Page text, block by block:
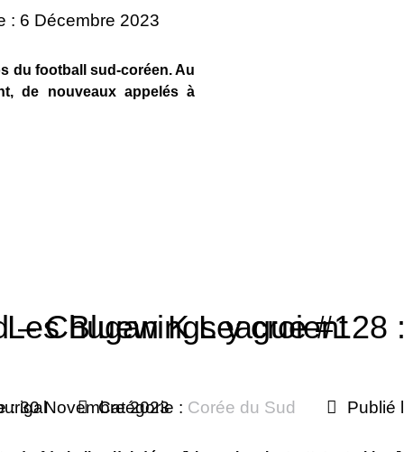
: 6 Décembre 2023
du football sud-coréen. Au
de nouveaux appelés à
Bluewings y croient
: 30 Novembre 2023
– Chugan K League #128
Catégorie : Corée du Sud Publié